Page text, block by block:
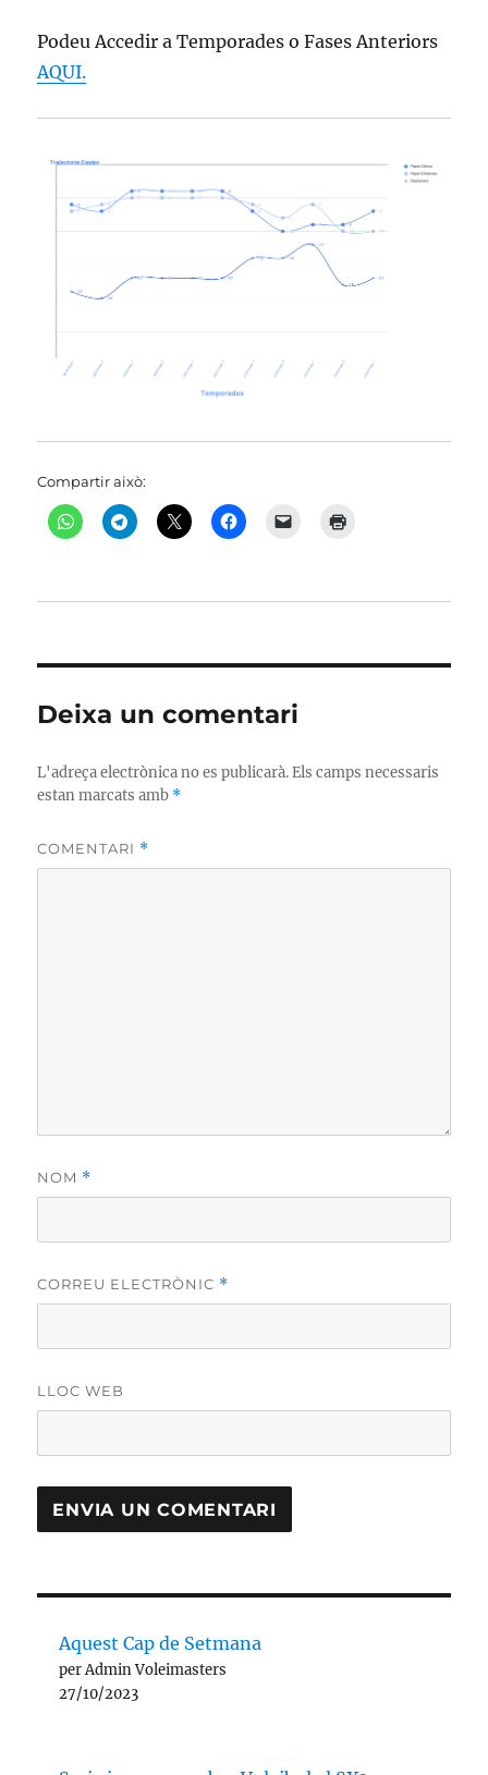
Podeu Accedir a Temporades o Fases Anteriors
AQUI.
Compartir això:
Deixa un comentari
L'adreça electrònica no es publicarà. Els camps necessaris
estan marcats amb *
COMENTARI *
NOM *
CORREU ELECTRÒNIC *
LLOC WEB
Aquest Cap de Setmana
per Admin Voleimasters
27/10/2023